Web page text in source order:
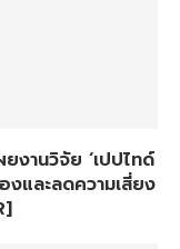
งานวิจัย ‘เปปไทด์
งและลดความเสี่ยง